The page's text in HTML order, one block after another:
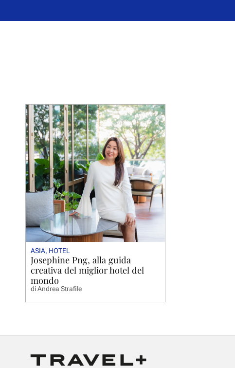
ASIA, HOTEL
Josephine Png, alla guida
creativa del miglior hotel del
mondo
diAndrea Strafile